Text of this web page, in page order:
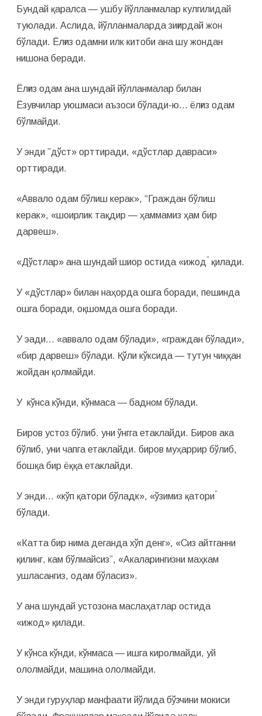
Бундай қаралса — ушбу йўлланмалар кулгилидай
туюлади. Аслида, йўлланмаларда зиғирдай жон
бўлади. Ёлғиз одамни илк китоби ана шу жондан
нишона беради.
Ёлғиз одам ана шундай йўлланмалар билан
Ёзувчилар уюшмаси аъзоси бўлади-ю… ёлғиз одам
бўлмайди.
У энди ”дўст» орттиради, «дўстлар давраси»
орттиради.
«Аввало одам бўлиш керак», “Граждан бўлиш
керак», «шоирлик тақдир — ҳаммамиз ҳам бир
дарвеш».
«Дўстлар» ана шундай шиор остида «ижод ” қилади.
У «дўстлар» билан наҳорда ошга боради, пешинда
ошга боради, оқшомда ошга боради.
У эади… «аввало одам бўлади», «граждан бўлади»,
«бир дарвеш» бўлади. Қўли кўксида — тутун чиққан
жойдан қолмайди.
У кўнса кўнди, кўнмаса — бадном бўлади.
Биров устоз бўлиб. уни ўнгга етаклайди. Биров ака
бўлиб, уни чапга етаклайди. биров муҳаррир бўлиб,
бошқа бир ёққа етак­лайди.
У энди… «кўп қатори бўладк», «ўзимиз қатори”
бўлади.
«Катта бир нима деганда хўп денг», «Сиз айтганни
қилинг, кам бўлмайсиз”, «Акаларингизни маҳкам
ушласангиз, одам бўласиз».
У ана шундай устозона маслаҳатлар остида
«ижод» қилади.
У кўнса кўнди, кўнмаса — ишга киролмайди, уй
ололмайди, машина ололмайди.
У энди гуруҳлар манфаати йўлида бўзчини мокиси